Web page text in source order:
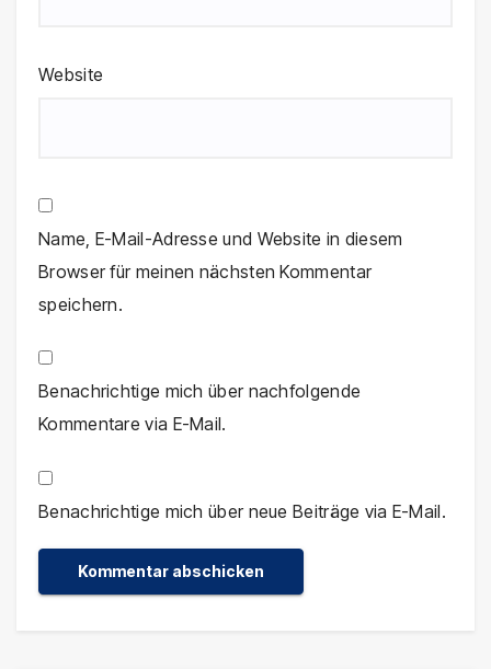
Website
Name, E-Mail-Adresse und Website in diesem
Browser für meinen nächsten Kommentar
speichern.
Benachrichtige mich über nachfolgende
Kommentare via E-Mail.
Benachrichtige mich über neue Beiträge via E-Mail.